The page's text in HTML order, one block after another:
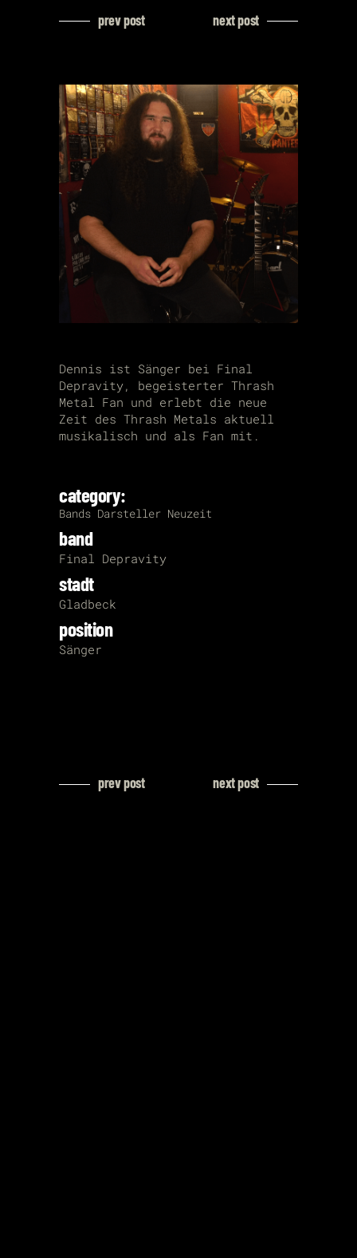
prev post next post
Dennis ist Sänger bei Final
Depravity, begeisterter Thrash
Metal Fan und erlebt die neue
Zeit des Thrash Metals aktuell
musikalisch und als Fan mit.
category:
Bands Darsteller Neuzeit
band
Final Depravity
stadt
Gladbeck
position
Sänger
prev post next post